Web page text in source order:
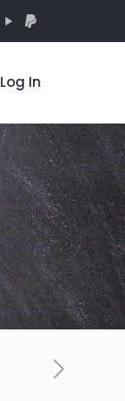
Log In